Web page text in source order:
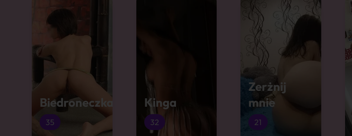
Biedroneczka
35
Kinga
32
Zerżnij
mnie
21